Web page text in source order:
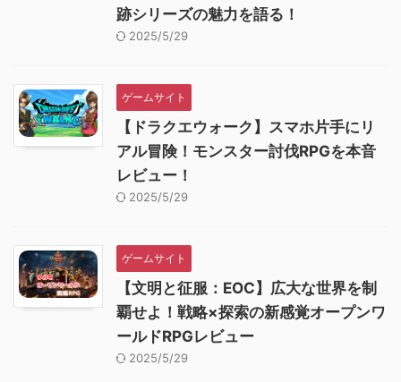
跡シリーズの魅力を語る！
2025/5/29
ゲームサイト
【ドラクエウォーク】スマホ片手にリ
アル冒険！モンスター討伐RPGを本音
レビュー！
2025/5/29
ゲームサイト
【文明と征服：EOC】広大な世界を制
覇せよ！戦略×探索の新感覚オープンワ
ールドRPGレビュー
2025/5/29